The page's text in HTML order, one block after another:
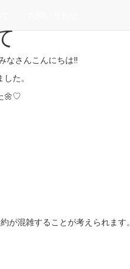
なさんこんにちは‼
た。
🌼♡
が混雑することが考えられます。